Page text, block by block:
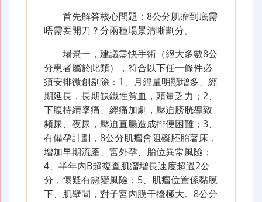
首先解答核心問題：8公分肌瘤到底需
唔需要開刀？分兩種場景清晰劃分。
場景一，建議盡快手術（絕大多數8公
分患者屬於此類），符合以下任一條件必
須安排微創剔除：1、月經量明顯增多、經
期延長，長期缺鐵性貧血，頭暈乏力；2、
下腹持續墜痛、經痛加劇，壓迫膀胱導致
頻尿、夜尿，壓迫直腸造成排便困難；3、
有備孕計劃，8公分肌瘤會阻礙胚胎著床，
增加早期流產、宮外孕、胎位異常風險；
4、半年內B超複查肌瘤增長速度超過2公
分，懷疑有惡變風險；5、肌瘤位置係黏膜
下、肌壁間，對子宮內膜干擾極大。8公分